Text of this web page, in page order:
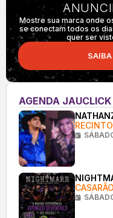
Mostre sua marca onde
se conectam todos os
quer ser
AGENDA JAUCLICK